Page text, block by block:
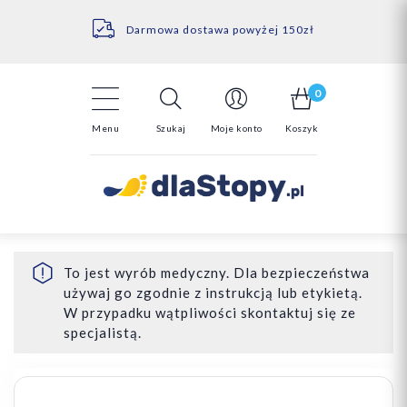
Darmowa dostawa powyżej 150zł
14 Dni na darmowy zwrot*
Menu Szukaj Moje konto
0
Koszyk
To jest wyrób medyczny. Dla bezpieczeństwa
używaj go zgodnie z instrukcją lub etykietą.
W przypadku wątpliwości skontaktuj się ze
specjalistą.